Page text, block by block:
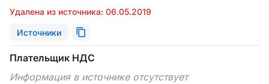
Удалена из источника: 06.05.2019
Источники
Плательщик НДС
Информация в источнике отсутствует